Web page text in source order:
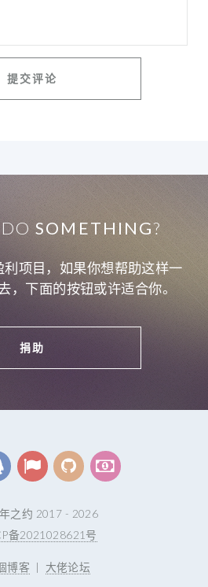
DOSOMETHING?
项目，如果你想帮助这样一
，下面的按钮或许适合你。
捐助
之约 2017 - 2026
备2021028621号
博客 | 大佬论坛